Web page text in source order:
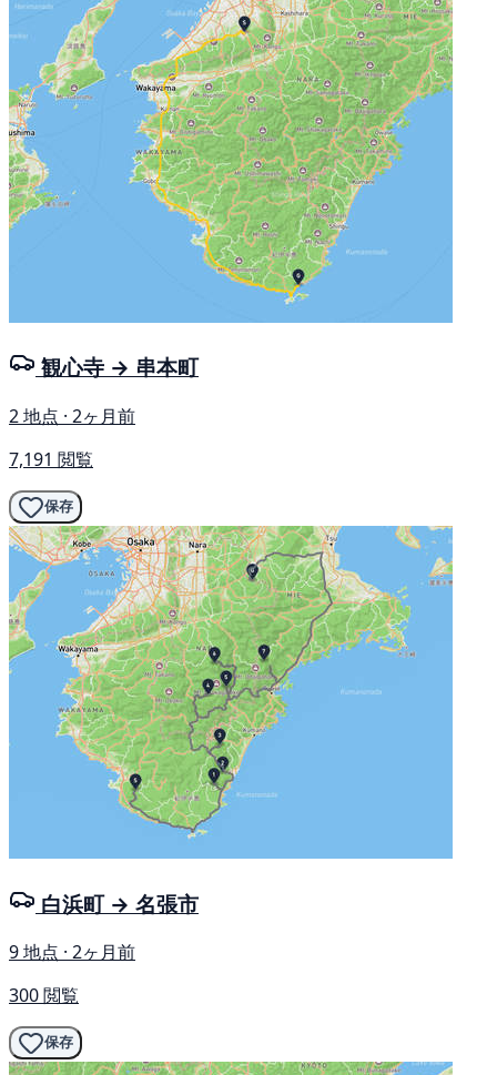
観心寺 → 串本町
2 地点 · 2ヶ月前
7,191 閲覧
保存
白浜町 → 名張市
9 地点 · 2ヶ月前
300 閲覧
保存